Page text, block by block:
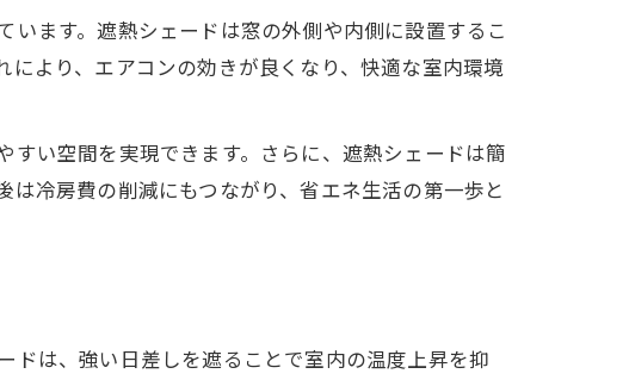
用
か
イミング
ます。遮熱シェードは窓の外側や内側に設置するこ
より、エアコンの効きが良くなり、快適な室内環境
い空間を実現できます。さらに、遮熱シェードは簡
冷房費の削減にもつながり、省エネ生活の第一歩と
ドは、強い日差しを遮ることで室内の温度上昇を抑